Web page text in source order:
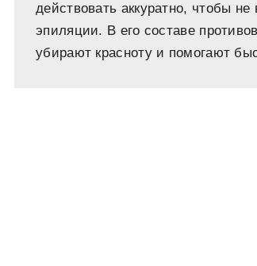
действовать аккуратно, чтобы
эпиляции. В его составе
убирают красноту и помогают